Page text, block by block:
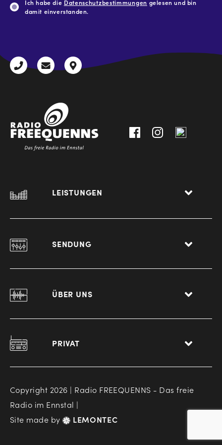
Ich habe die Datenschutzbestimmungen gelesen und bin
damit einverstanden.
+43
radio@freequenns.at
Kulturhausstraße
LEISTUNGEN
SENDUNG
ÜBER UNS
PRIVAT
Copyright 2026 | Radio FREEQUENNS - Das freie
Radio im Ennstal |
Site made by
LEMONTEC